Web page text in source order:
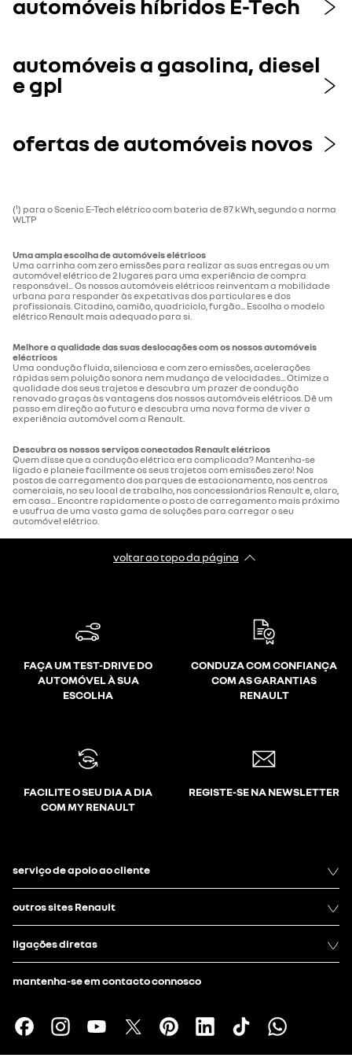
automóveis híbridos E-Tech
automóveis a gasolina, diesel
e gpl
ofertas de automóveis novos
(¹) para o Scenic E-Tech elétrico com bateria de 87 kWh, segundo a norma
WLTP
Uma ampla escolha de automóveis elétricos
Uma carrinha com zero emissões para realizar as suas entregas ou um
automóvel elétrico de 2 lugares para uma experiência de compra
responsável... Os nossos automóveis elétricos reinventam a mobilidade
urbana para responder às expetativas dos particulares e dos
profissionais. Citadino, camião, quadriciclo, furgão... Escolha o modelo
elétrico Renault mais adequado para si.
Melhore a qualidade das suas deslocações com os nossos automóveis
eléctricos
Uma condução fluida, silenciosa e com zero emissões, acelerações
rápidas sem poluição sonora nem mudança de velocidades... Otimize a
qualidade dos seus trajetos e descubra um prazer de condução
renovado graças às vantagens dos nossos automóveis elétricos. Dê um
passo em direção ao futuro e descubra uma nova forma de viver a
experiência automóvel com a Renault.
Descubra os nossos serviços conectados Renault elétricos
Quem disse que a condução elétrica era complicada? Mantenha-se
ligado e planeie facilmente os seus trajetos com emissões zero! Nos
postos de carregamento dos parques de estacionamento, nos centros
comerciais, no seu local de trabalho, nos concessionários Renault e, claro,
em casa... Encontre rapidamente o posto de carregamento mais próximo
e usufrua de uma vasta gama de soluções para carregar o seu
automóvel elétrico.
voltar ao topo da página
FAÇA UM TEST-DRIVE DO
AUTOMÓVEL À SUA
ESCOLHA
CONDUZA COM CONFIANÇA
COM AS GARANTIAS
RENAULT
FACILITE O SEU DIA A DIA
COM MY RENAULT
REGISTE-SE NA NEWSLETTER
serviço de apoio ao cliente
outros sites Renault
ligações diretas
mantenha-se em contacto connosco